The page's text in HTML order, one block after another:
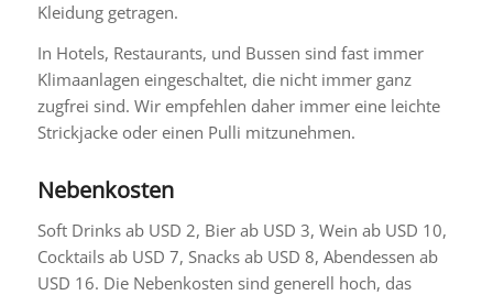
Kleidung getragen.
In Hotels, Restaurants, und Bussen sind fast immer
Klimaanlagen eingeschaltet, die nicht immer ganz
zugfrei sind. Wir empfehlen daher immer eine leichte
Strickjacke oder einen Pulli mitzunehmen.
Nebenkosten
Soft Drinks ab USD 2, Bier ab USD 3, Wein ab USD 10,
Cocktails ab USD 7, Snacks ab USD 8, Abendessen ab
USD 16. Die Nebenkosten sind generell hoch, das